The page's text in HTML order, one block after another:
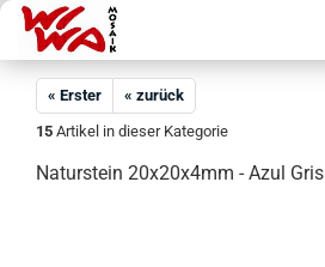
« Erster
« zurück
15 Artikel in dieser Kategorie
Naturstein 20x20x4mm - Azul Gris